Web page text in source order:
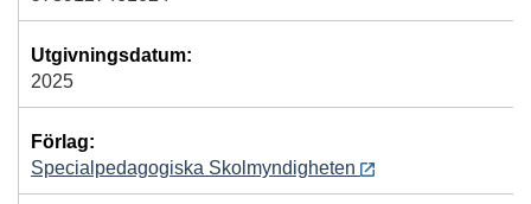
Utgivningsdatum:
2025
Förlag:
Specialpedagogiska Skolmyndigheten